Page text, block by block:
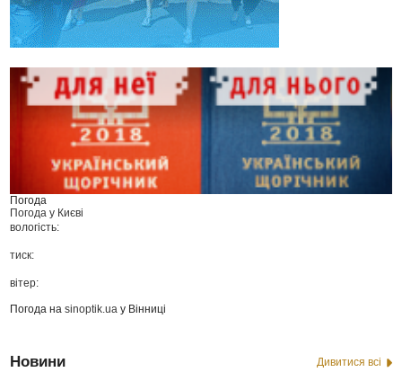
Погода
Погода у Києві
вологість:
тиск:
вітер:
Погода наsinoptik.ua у Вінниці
Новини Дивитися всі